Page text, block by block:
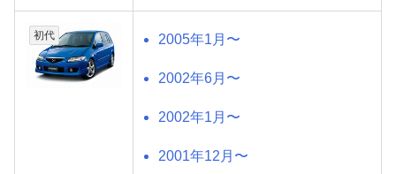
初代 2005年1月〜
2002年6月〜
2002年1月〜
2001年12月〜